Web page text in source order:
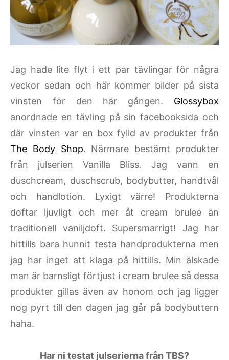
Jag hade lite flyt i ett par tävlingar för några
veckor sedan och här kommer bilder på sista
vinsten för den här gången. Glossybox
anordnade en tävling på sin facebooksida och
där vinsten var en box fylld av produkter från
The Body Shop. Närmare bestämt produkter
från julserien Vanilla Bliss. Jag vann en
duschcream, duschscrub, bodybutter, handtvål
och handlotion. Lyxigt värre! Produkterna
doftar ljuvligt och mer åt cream brulee än
traditionell vaniljdoft. Supersmarrigt! Jag har
hittills bara hunnit testa handprodukterna men
jag har inget att klaga på hittills. Min älskade
man är barnsligt förtjust i cream brulee så dessa
produkter gillas även av honom och jag ligger
nog pyrt till den dagen jag går på bodybuttern
haha.
Har ni testat julserierna från TBS?